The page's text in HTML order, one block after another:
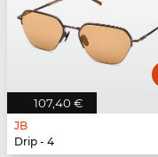
107,40 €
JB
Drip - 4